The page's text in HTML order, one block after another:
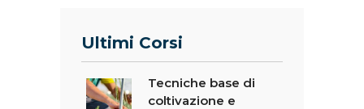
Ultimi Corsi
Tecniche base di
coltivazione e